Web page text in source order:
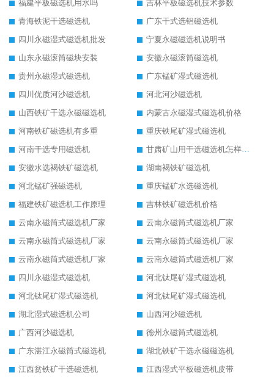
福建平板磁选机用水吗
吉林平板磁选机技术参数
青海铁泥干选磁选机
广东干式选铝磁选机
四川永磁湿式磁选机批发
宁夏永磁磁选机说明书
山东永磁滚筒磁块安装
安徽永磁滚筒磁选机
贵州永磁湿式磁选机
广东锰矿湿式磁选机
四川优质河沙磁选机
河北河沙磁选机
山西铁矿干选永磁磁选机
内蒙古永磁湿式磁选机价格
河南铁矿磁选机有多重
重庆铁尾矿湿式磁选机
河南干选专用磁选机
甘肃矿山用干选磁选机怎样调磁
安徽水选褐铁矿磁选机
湖南褐铁矿磁选机
河北锰矿强磁选机
重庆锰矿水选磁选机
福建铁矿磁选机工作原理
吉林铁矿磁选机价格
云南永磁筒式磁选机厂家
云南永磁筒式磁选机厂家
云南永磁筒式磁选机厂家
云南永磁筒式磁选机厂家
云南永磁筒式磁选机厂家
云南永磁筒式磁选机厂家
四川永磁湿式磁选机
河北钛尾矿湿式磁选机
河北钛尾矿湿式磁选机
河北钛尾矿湿式磁选机
湖北湿式磁选机公司
山西河沙磁选机
广西河沙磁选机
德州永磁筒式磁选机
广东湛江永磁筒式磁选机
湖北铁矿干选永磁磁选机
江西贫铁矿干选磁选机
江西湿式平板磁选机皮带